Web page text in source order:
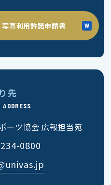
真利用許諾申請書
先
ーツ協会 広報担当宛
0800